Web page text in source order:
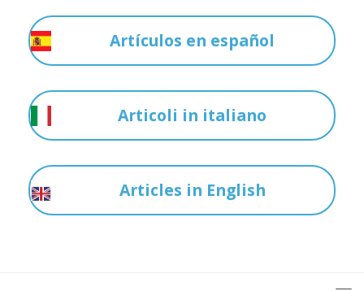
Artículos en español
Articoli in italiano
Articles in English